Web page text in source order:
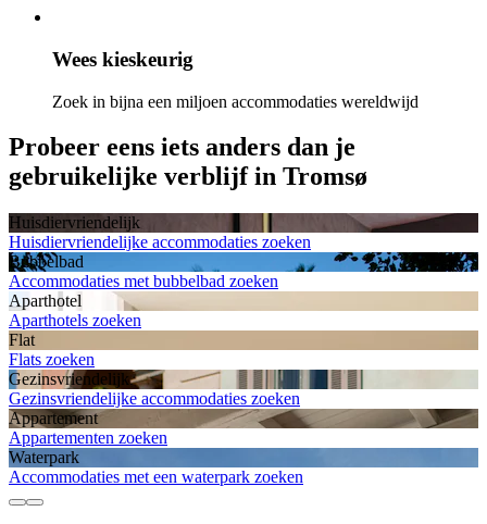
Wees kieskeurig
Zoek in bijna een miljoen accommodaties wereldwijd
Probeer eens iets anders dan je
gebruikelijke verblijf in Tromsø
Huisdiervriendelijk
Huisdiervriendelijke accommodaties zoeken
Bubbelbad
Accommodaties met bubbelbad zoeken
Aparthotel
Aparthotels zoeken
Flat
Flats zoeken
Gezinsvriendelijk
Gezinsvriendelijke accommodaties zoeken
Appartement
Appartementen zoeken
Waterpark
Accommodaties met een waterpark zoeken